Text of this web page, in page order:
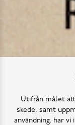
Utifrån målet
skede, samt
användning, har